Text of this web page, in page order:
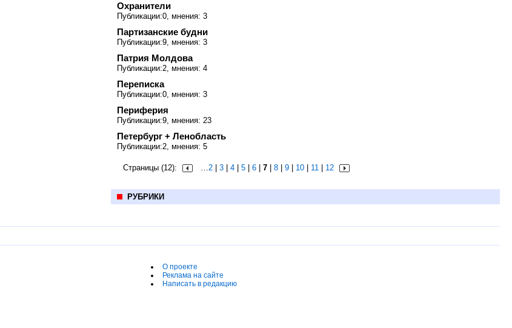
Охранители
Публикации:0, мнения: 3
Партизанские будни
Публикации:9, мнения: 3
Патрия Молдова
Публикации:2, мнения: 4
Переписка
Публикации:0, мнения: 3
Периферия
Публикации:9, мнения: 23
Петербург + Ленобласть
Публикации:2, мнения: 5
Страницы (12): …2 3 4 5 6 7 8 9 10 11 12
РУБРИКИ
О проекте
Реклама на сайте
Написать в редакцию